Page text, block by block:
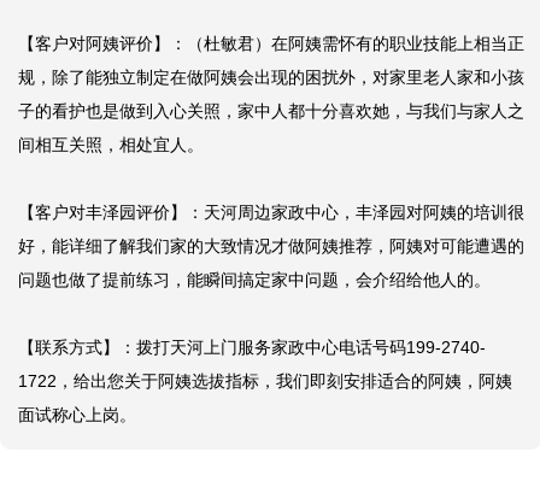
【客户对阿姨评价】：（杜敏君）在阿姨需怀有的职业技能上相当正
规，除了能独立制定在做阿姨会出现的困扰外，对家里老人家和小孩
子的看护也是做到入心关照，家中人都十分喜欢她，与我们与家人之
间相互关照，相处宜人。
【客户对丰泽园评价】：天河周边家政中心，丰泽园对阿姨的培训很
好，能详细了解我们家的大致情况才做阿姨推荐，阿姨对可能遭遇的
问题也做了提前练习，能瞬间搞定家中问题，会介绍给他人的。
【联系方式】：拨打天河上门服务家政中心电话号码199-2740-
1722，给出您关于阿姨选拔指标，我们即刻安排适合的阿姨，阿姨
面试称心上岗。